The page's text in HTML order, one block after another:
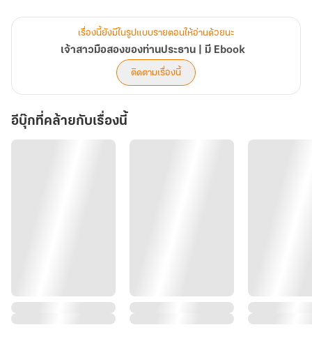
มี
Ebook
เรื่องนี้ยังมีในรูปแบบรายตอนให้อ่านด้วยนะ
เจ้าสาวมือสองของท่านประธาน | มี Ebook
ติดตามเรื่องนี้
อีบุ๊กที่คล้ายกับเรื่องนี้